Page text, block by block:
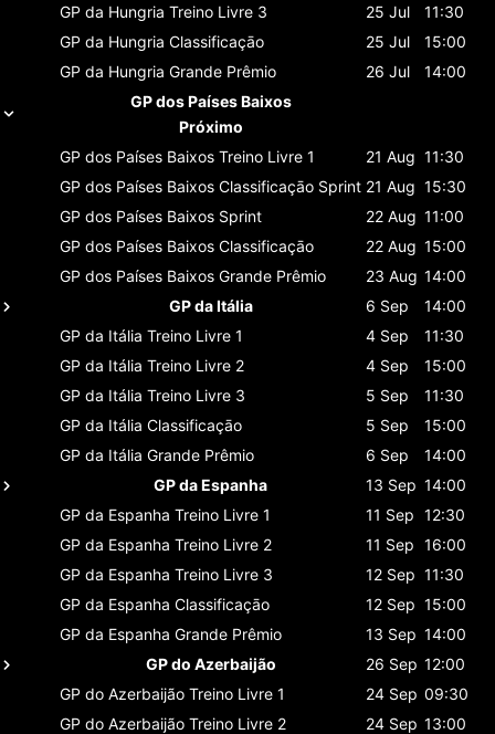
GP da Hungria Treino Livre 3 25 Jul
11:30
GP da Hungria Classificaçāo 25 Jul
15:00
GP da Hungria Grande Prêmio 26 Jul
14:00
GP dos Países Baixos
Próximo
GP dos Países Baixos Treino Livre 1 21 Aug 11:30
GP dos Países Baixos Classificaçāo Sprint 21 Aug 15:30
GP dos Países Baixos Sprint 22 Aug 11:00
GP dos Países Baixos Classificaçāo 22 Aug 15:00
GP dos Países Baixos Grande Prêmio 23 Aug 14:00
GP da Itália
6 Sep
14:00
GP da Itália Treino Livre 1 4 Sep
11:30
GP da Itália Treino Livre 2 4 Sep
15:00
GP da Itália Treino Livre 3 5 Sep
11:30
GP da Itália Classificaçāo 5 Sep
15:00
GP da Itália Grande Prêmio 6 Sep
14:00
GP da Espanha
13 Sep 14:00
GP da Espanha Treino Livre 1 11 Sep 12:30
GP da Espanha Treino Livre 2 11 Sep 16:00
GP da Espanha Treino Livre 3 12 Sep 11:30
GP da Espanha Classificaçāo 12 Sep 15:00
GP da Espanha Grande Prêmio 13 Sep 14:00
GP do Azerbaijão
26 Sep 12:00
GP do Azerbaijão Treino Livre 1 24 Sep 09:30
GP do Azerbaijão Treino Livre 2 24 Sep 13:00